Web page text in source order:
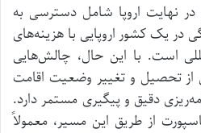
نهایت اروپا شامل دسترسی به
در یک کشور اروپایی با هزینه‌های
است. با این حال، چالش‌هایی
از تحصیل و تغییر وضعیت اقامت
دقیق و پیگیری مستمر دارد.
از طریق این مسیر، معمولاً